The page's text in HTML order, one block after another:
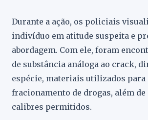
Durante a ação, os policiais
indivíduo em atitude suspeita e
abordagem. Com ele, foram
de substância análoga ao crack,
espécie, materiais utilizados para
fracionamento de drogas, além de
calibres permitidos.